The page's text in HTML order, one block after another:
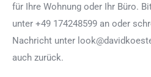
für Ihre Wohnung oder Ihr Büro.
unter +49 174248599 an oder
Nachricht unter
auch zurück.